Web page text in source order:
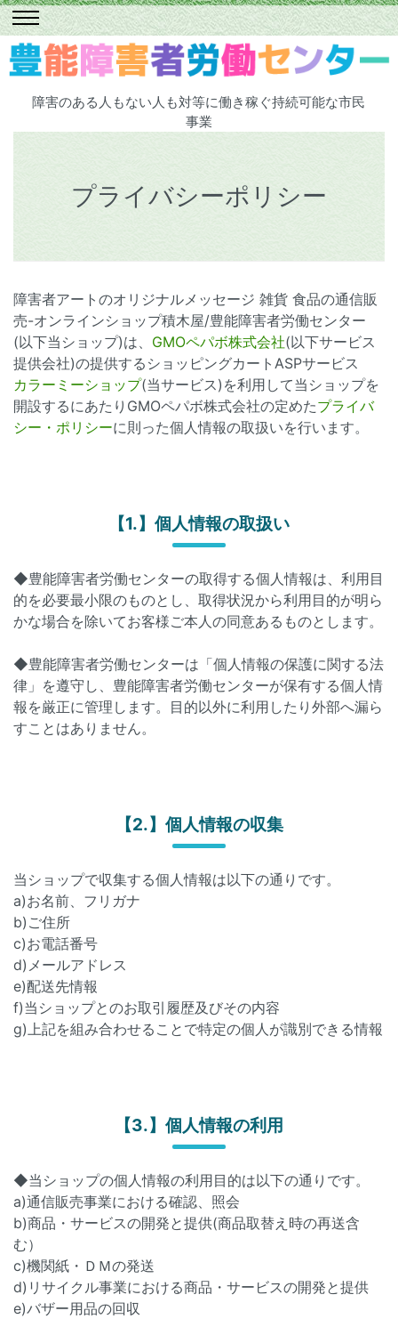
障害のある人もない人も対等に働き稼ぐ持続可能な市民
事業
プライバシーポリシー
障害者アートのオリジナルメッセージ 雑貨 食品の通信販
売-オンラインショップ積木屋/豊能障害者労働センター
(以下当ショップ)は、 GMOペパボ株式会社(以下サービス
提供会社)の提供するショッピングカートASPサービス
カラーミーショップ(当サービス)を利用して当ショップを
開設するにあたりGMOペパボ株式会社の定めたプライバ
シー・ポリシーに則った個人情報の取扱いを行います。
【1.】個人情報の取扱い
◆豊能障害者労働センターの取得する個人情報は、利用目
的を必要最小限のものとし、取得状況から利用目的が明ら
かな場合を除いてお客様ご本人の同意あるものとします。
◆豊能障害者労働センターは「個人情報の保護に関する法
律」を遵守し、豊能障害者労働センターが保有する個人情
報を厳正に管理します。目的以外に利用したり外部へ漏ら
すことはありません。
【2.】個人情報の収集
当ショップで収集する個人情報は以下の通りです。
a)お名前、フリガナ
b)ご住所
c)お電話番号
d)メールアドレス
e)配送先情報
f)当ショップとのお取引履歴及びその内容
g)上記を組み合わせることで特定の個人が識別できる情報
【3.】個人情報の利用
◆当ショップの個人情報の利用目的は以下の通りです。
a)通信販売事業における確認、照会
b)商品・サービスの開発と提供(商品取替え時の再送含
む）
c)機関紙・ＤＭの発送
d)リサイクル事業における商品・サービスの開発と提供
e)バザー用品の回収